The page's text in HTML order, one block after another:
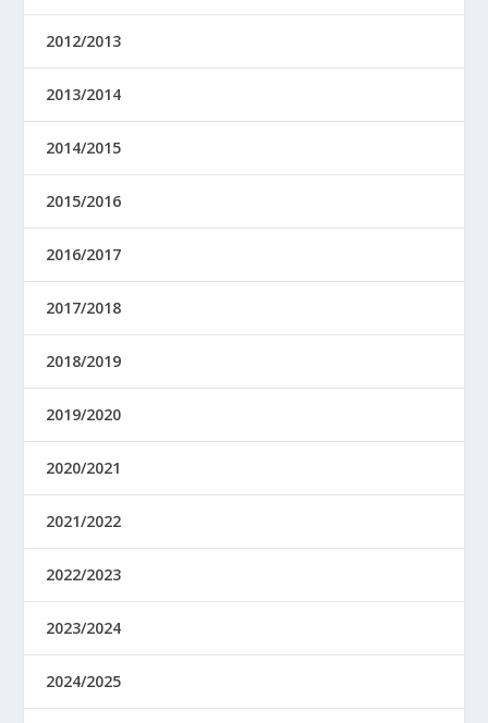
2012/2013
2013/2014
2014/2015
2015/2016
2016/2017
2017/2018
2018/2019
2019/2020
2020/2021
2021/2022
2022/2023
2023/2024
2024/2025